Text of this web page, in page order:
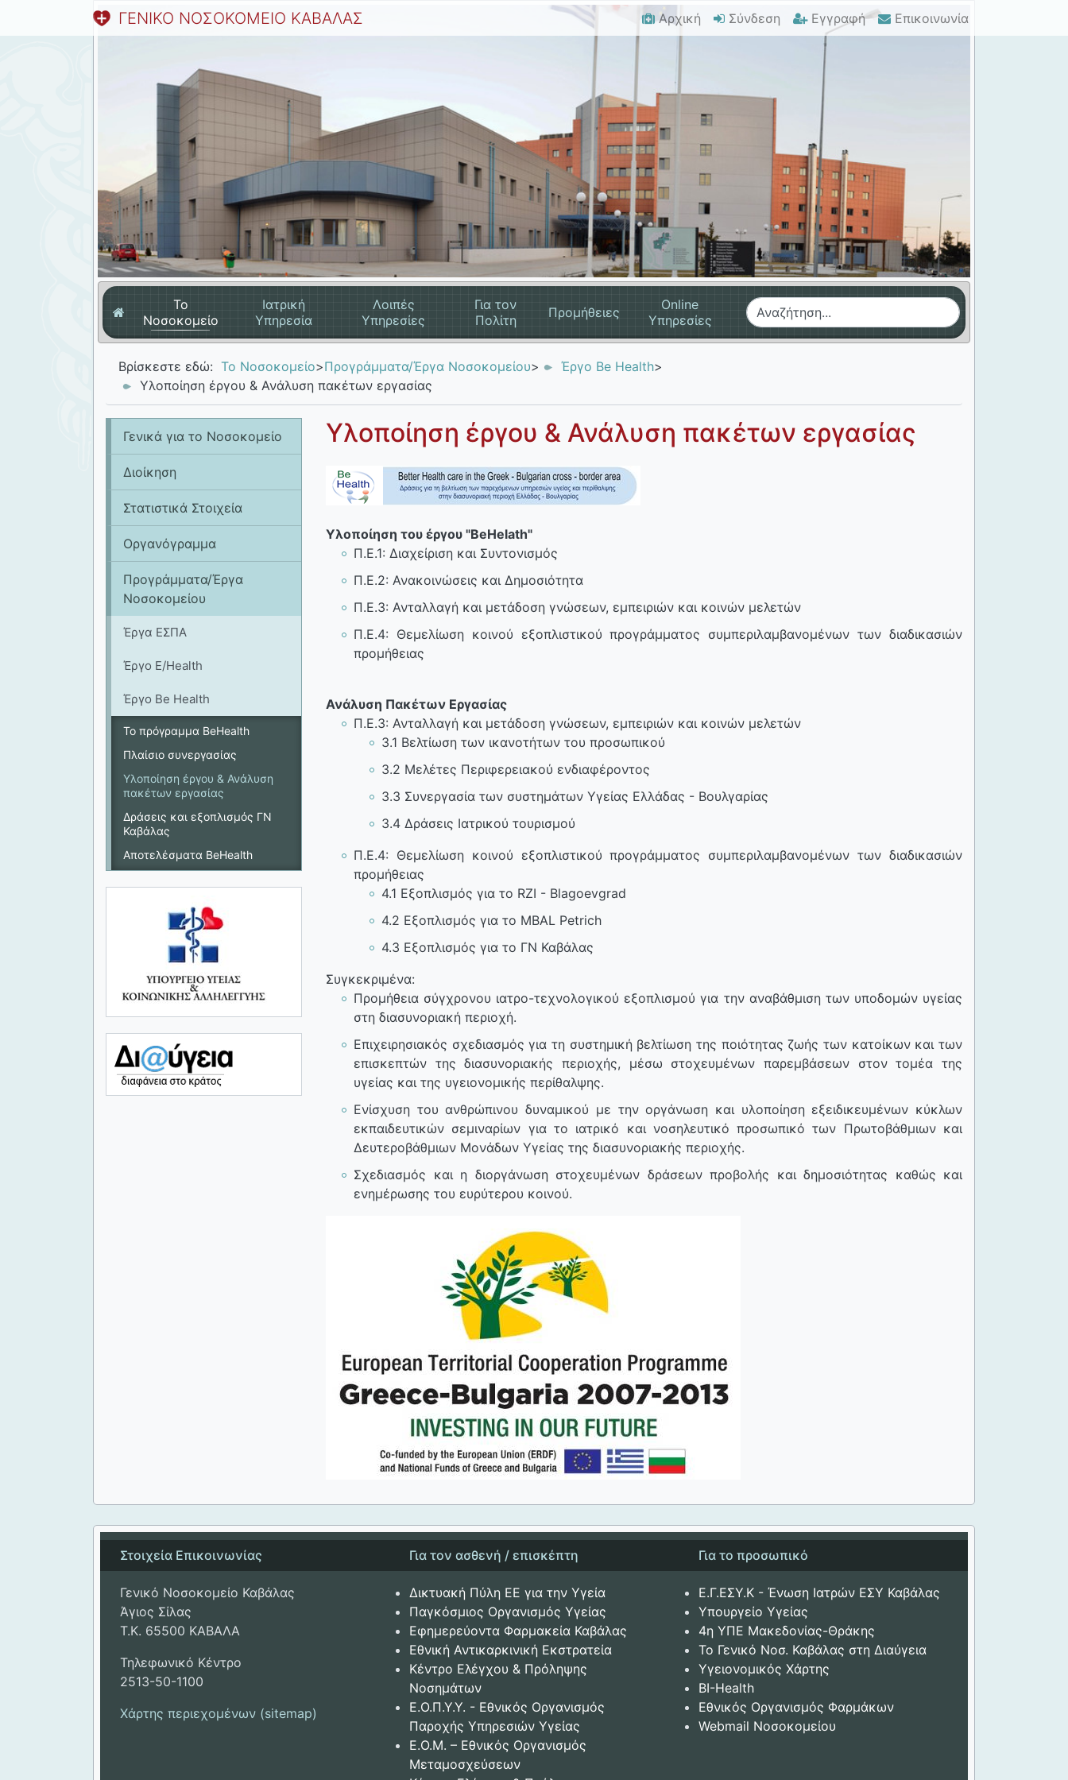
ΓΕΝΙΚΟ ΝΟΣΟΚΟΜΕΙΟ ΚΑΒΑΛΑΣ Αρχική Σύνδεση Εγγραφή Επικοινωνία
Το
Νοσοκομείο
Ιατρική
Υπηρεσία
Λοιπές
Υπηρεσίες
Για τον
Πολίτη
Προμήθειες
Online
Υπηρεσίες
Βρίσκεστε εδώ: Το Νοσοκομείο>Προγράμματα/Έργα Νοσοκομείου> Έργο Be Health>
Υλοποίηση έργου & Ανάλυση πακέτων εργασίας
Γενικά για το Νοσοκομείο
Διοίκηση
Στατιστικά Στοιχεία
Οργανόγραμμα
Προγράμματα/Έργα
Νοσοκομείου
Έργα ΕΣΠΑ
Έργο E/Health
Έργο Be Health
Το πρόγραμμα BeHealth
Πλαίσιο συνεργασίας
Υλοποίηση έργου & Ανάλυση
πακέτων εργασίας
Δράσεις και εξοπλισμός ΓΝ
Καβάλας
Aποτελέσματα BeHealth
Υλοποίηση έργου & Ανάλυση πακέτων εργασίας
Υλοποίηση του έργου "BeHelath"
Π.Ε.1: Διαχείριση και Συντονισμός
Π.Ε.2: Ανακοινώσεις και Δημοσιότητα
Π.Ε.3: Ανταλλαγή και μετάδοση γνώσεων, εμπειριών και κοινών μελετών
Π.Ε.4: Θεμελίωση κοινού εξοπλιστικού προγράμματος συμπεριλαμβανομένων των διαδικασιών
προμήθειας
Ανάλυση Πακέτων Εργασίας
Π.Ε.3: Ανταλλαγή και μετάδοση γνώσεων, εμπειριών και κοινών μελετών
3.1 Βελτίωση των ικανοτήτων του προσωπικού
3.2 Μελέτες Περιφερειακού ενδιαφέροντος
3.3 Συνεργασία των συστημάτων Υγείας Ελλάδας - Βουλγαρίας
3.4 Δράσεις Ιατρικού τουρισμού
Π.Ε.4: Θεμελίωση κοινού εξοπλιστικού προγράμματος συμπεριλαμβανομένων των διαδικασιών
προμήθειας
4.1 Εξοπλισμός για το RZI - Blagoevgrad
4.2 Εξοπλισμός για το MBAL Petrich
4.3 Εξοπλισμός για το ΓΝ Καβάλας
Συγκεκριμένα:
Προμήθεια σύγχρονου ιατρο-τεχνολογικού εξοπλισμού για την αναβάθμιση των υποδομών υγείας
στη διασυνοριακή περιοχή.
Επιχειρησιακός σχεδιασμός για τη συστημική βελτίωση της ποιότητας ζωής των κατοίκων και των
επισκεπτών της διασυνοριακής περιοχής, μέσω στοχευμένων παρεμβάσεων στον τομέα της
υγείας και της υγειονομικής περίθαλψης.
Ενίσχυση του ανθρώπινου δυναμικού με την οργάνωση και υλοποίηση εξειδικευμένων κύκλων
εκπαιδευτικών σεμιναρίων για το ιατρικό και νοσηλευτικό προσωπικό των Πρωτοβάθμιων και
Δευτεροβάθμιων Μονάδων Υγείας της διασυνοριακής περιοχής.
Σχεδιασμός και η διοργάνωση στοχευμένων δράσεων προβολής και δημοσιότητας καθώς και
ενημέρωσης του ευρύτερου κοινού.
Στοιχεία Επικοινωνίας
Γενικό Νοσοκομείο Καβάλας
Άγιος Σίλας
Τ.Κ. 65500 ΚΑΒΑΛΑ
Τηλεφωνικό Κέντρο
2513-50-1100
Χάρτης περιεχομένων (sitemap)
Για τον ασθενή / επισκέπτη
Δικτυακή Πύλη ΕΕ για την Υγεία
Παγκόσμιος Οργανισμός Υγείας
Εφημερεύοντα Φαρμακεία Καβάλας
Εθνική Αντικαρκινική Εκστρατεία
Κέντρο Ελέγχου & Πρόληψης
Νοσημάτων
Ε.Ο.Π.Υ.Υ. - Εθνικός Οργανισμός
Παροχής Υπηρεσιών Υγείας
Ε.Ο.Μ. – Εθνικός Οργανισμός
Μεταμοσχεύσεων
Για το προσωπικό
Ε.Γ.ΕΣΥ.Κ - Ένωση Ιατρών ΕΣΥ Καβάλας
Υπουργείο Υγείας
4η ΥΠΕ Μακεδονίας-Θράκης
Το Γενικό Νοσ. Καβάλας στη Διαύγεια
Υγειονομικός Χάρτης
BI-Health
Εθνικός Οργανισμός Φαρμάκων
Webmail Νοσοκομείου